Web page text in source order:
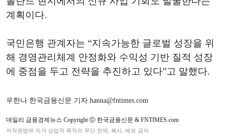
계획이다.
국민은행 관계자는 “지속가능한 글로벌 성장을 위
해 경영관리체계 안정화와 수익성 기반 질적 성장
에 중점을 두고 전략을 추진하고 있다”고 말했다.
우한나 한국금융신문 기자 hanna@fntimes.com
데일리 금융경제뉴스 Copyright ⓒ 한국금융신문 & FNTIMES.com
저작권법에 의거 상업적 목적의 무단 전재, 복사, 배포 금지